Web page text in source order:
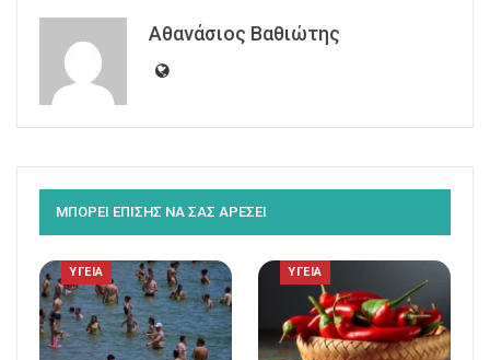
Αθανάσιος Βαθιώτης
ΜΠΟΡΕΙ ΕΠΙΣΗΣ ΝΑ ΣΑΣ ΑΡΕΣΕΙ
ΥΓΕΙΑ ΥΓΕΙΑ